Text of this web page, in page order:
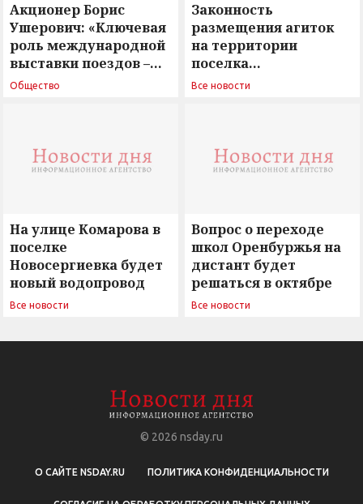
Акционер Борис
Ушерович: «Ключевая
роль международной
выставки поездов –
поиск ответов на
Общество
Законность
размещения агиток
на территории
поселка
Новосергиевка
Все новости
На улице Комарова в
поселке
Новосергиевка будет
новый водопровод
Все новости
Вопрос о переходе
школ Оренбуржья на
дистант будет
решаться в октябре
Все новости
© 2026 nsday.ru
О САЙТЕ NSDAY.RU ПОЛИТИКА КОНФИДЕНЦИАЛЬНОСТИ